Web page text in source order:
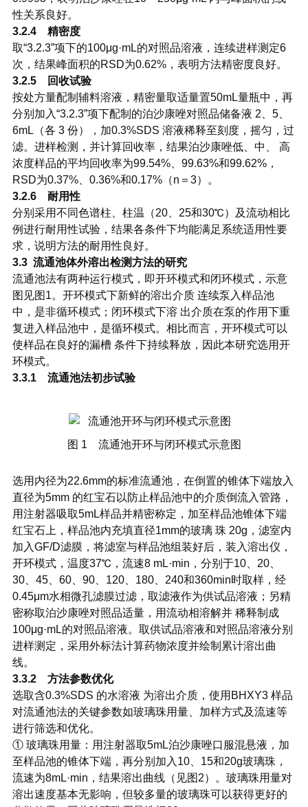
性关系良好。
3.2.4 精密度
取“3.2.3”项下的100μg·mL的对照品溶液，连续进样测定6
次，结果峰面积的RSD为0.62%，表明方法精密度良好。
3.2.5 回收试验
按处方量配制辅料溶液，精密量取适量置50mL量瓶中，再
分别加入“3.2.3”项下配制的泊沙康唑对照品储备液 2、5、
6mL（各 3 份），加0.3%SDS 溶液稀释至刻度，摇匀，过
滤。进样检测，并计算回收率，结果泊沙康唑低、中、 高
浓度样品的平均回收率为99.54%、99.63%和99.62%，
RSD为0.37%、0.36%和0.17%（n＝3）。
3.2.6 耐用性
分别采用不同色谱柱、柱温（20、25和30℃）及流动相比
例进行耐用性试验，结果各条件下均能满足系统适用性要
求，说明方法的耐用性良好。
3.3 流通池体外溶出检测方法的研究
流通池法有两种运行模式，即开环模式和闭环模式，示意
图见图1。开环模式下新鲜的溶出介质 连续泵入样品池
中，是非循环模式；闭环模式下溶 出介质在泵的作用下重
复进入样品池中，是循环模式。相比而言，开环模式可以
使样品在良好的漏槽 条件下持续释放，因此本研究选用开
环模式。
3.3.1 流通池法初步试验
图 1 流通池开环与闭环模式示意图
选用内径为22.6mm的标准流通池，在倒置的锥体下端放入
直径为5mm 的红宝石以防止样品池中的介质倒流入管路，
用注射器吸取5mL样品并精密称定，加至样品池锥体下端
红宝石上，样品池内充填直径1mm的玻璃 珠 20g，滤室内
加入GF/D滤膜，将滤室与样品池组装好后，装入溶出仪，
开环模式，温度37℃，流速8 mL·min，分别于10、20、
30、45、60、90、120、180、240和360min时取样，经
0.45μm水相微孔滤膜过滤，取滤液作为供试品溶液；另精
密称取泊沙康唑对照品适量，用流动相溶解并 稀释制成
100μg·mL的对照品溶液。取供试品溶液和对照品溶液分别
进样测定，采用外标法计算药物浓度并绘制累计溶出曲
线。
3.3.2 方法参数优化
选取含0.3%SDS 的水溶液 为溶出介质，使用BHXY3 样品
对流通池法的关键参数如玻璃珠用量、加样方式及流速等
进行筛选和优化。
① 玻璃珠用量：用注射器取5mL泊沙康唑口服混悬液，加
至样品池的锥体下端，再分别加入10、15和20g玻璃珠，
流速为8mL·min，结果溶出曲线（见图2）。玻璃珠用量对
溶出速度基本无影响，但较多量的玻璃珠可以获得更好的